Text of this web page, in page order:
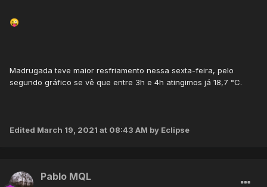
😜
Madrugada teve maior resfriamento nessa sexta-feira, pelo
segundo gráfico se vê que entre 3h e 4h atingimos já 18,7 °C.
Edited March 19, 2021 at 08:43 AM by Eclipse
Pablo MQL